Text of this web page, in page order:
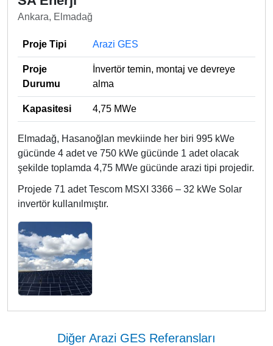
Ankara, Elmadağ
Proje Tipi Arazi GES
Proje
Durumu
İnvertör temin, montaj ve devreye
alma
Kapasitesi 4,75 MWe
Elmadağ, Hasanoğlan mevkiinde her biri 995 kWe
gücünde 4 adet ve 750 kWe gücünde 1 adet olacak
şekilde toplamda 4,75 MWe gücünde arazi tipi projedir.
Projede 71 adet Tescom MSXI 3366 – 32 kWe Solar
invertör kullanılmıştır.
Diğer Arazi GES Referansları